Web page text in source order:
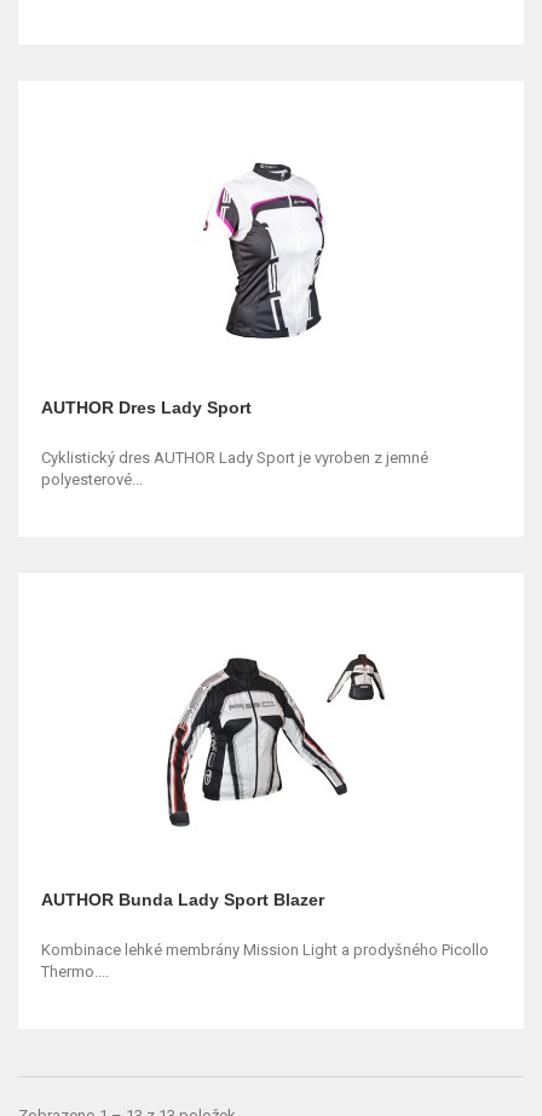
AUTHOR Dres Lady Sport
Cyklistický dres AUTHOR Lady Sport je vyroben z jemné
polyesterové...
AUTHOR Bunda Lady Sport Blazer
Kombinace lehké membrány Mission Light a prodyšného Picollo
Thermo....